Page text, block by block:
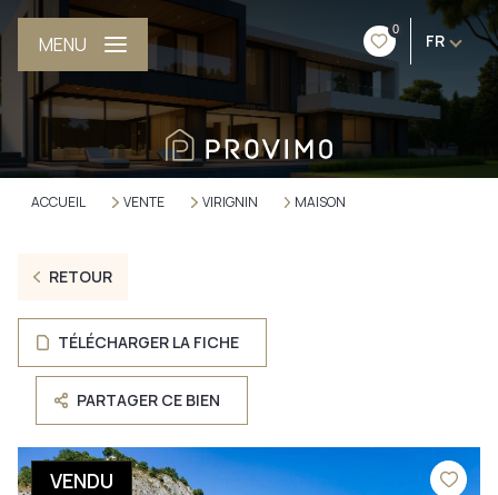
0
FR
MENU
ACCUEIL VENTE VIRIGNIN MAISON
RETOUR
TÉLÉCHARGER LA FICHE
PARTAGER CE BIEN
VENDU